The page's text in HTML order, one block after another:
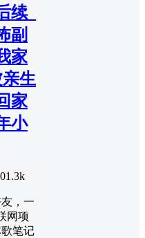
续_
副
家
生
家
小
01.3k
，一
网项
笔记